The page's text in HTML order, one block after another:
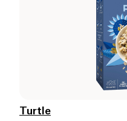
Turtle